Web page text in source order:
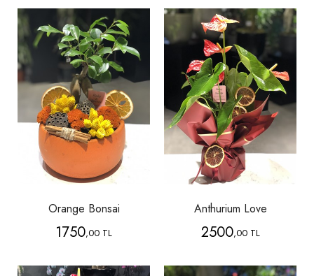
Orange Bonsai
1750,00 TL
Anthurium Love
2500,00 TL